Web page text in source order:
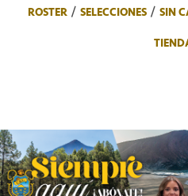
ROSTER
SELECCIONES SIN